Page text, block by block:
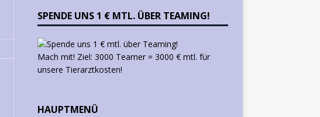
SPENDE UNS 1 € MTL. ÜBER TEAMING!
Mach mit! Ziel: 3000 Teamer = 3000 € mtl. für
unsere Tierarztkosten!
HAUPTMENÜ